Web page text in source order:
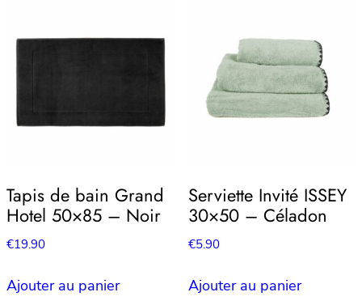
Tapis de bain Grand
Hotel 50×85 – Noir
€19.90
Ajouter au panier
Serviette Invité ISSEY
30×50 – Céladon
€5.90
Ajouter au panier